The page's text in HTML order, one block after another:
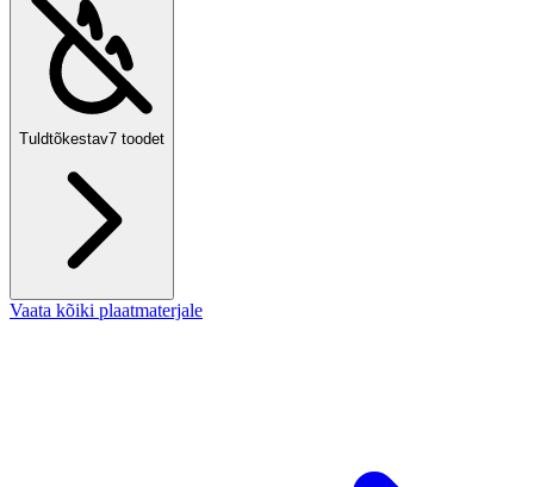
Tuldtõkestav7 toodet
Vaata kõiki plaatmaterjale